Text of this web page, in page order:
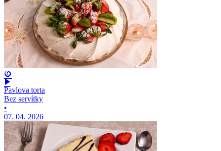
Pavlova torta
Bez servítky
•
07. 04. 2026